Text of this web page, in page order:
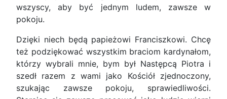
wszyscy, aby być jednym ludem, zawsze w
pokoju.
Dzięki niech będą papieżowi Franciszkowi. Chcę
też podziękować wszystkim braciom kardynałom,
którzy wybrali mnie, bym był Następcą Piotra i
szedł razem z wami jako Kościół zjednoczony,
szukając zawsze pokoju, sprawiedliwości.